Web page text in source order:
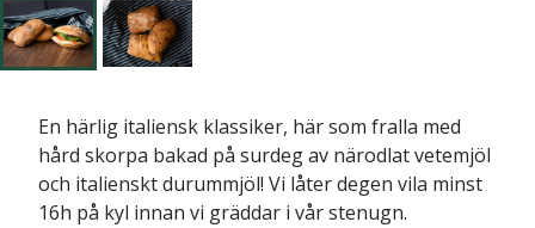
En härlig italiensk klassiker, här som fralla med
hård skorpa bakad på surdeg av närodlat vetemjöl
och italienskt durummjöl! Vi låter degen vila minst
16h på kyl innan vi gräddar i vår stenugn.